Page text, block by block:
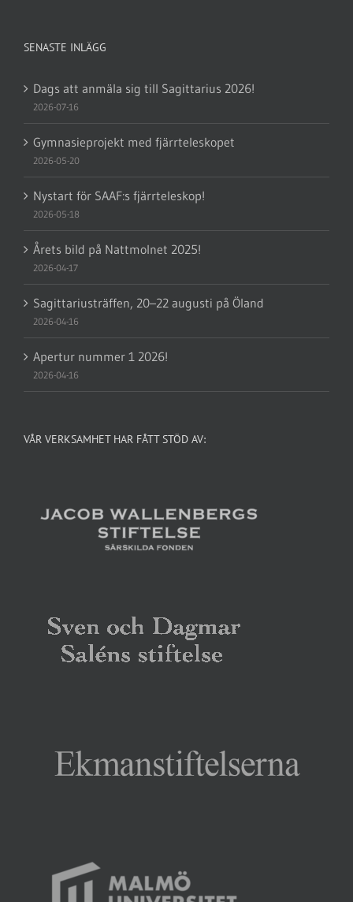
SENASTE INLÄGG
Dags att anmäla sig till Sagittarius 2026!
2026-07-16
Gymnasieprojekt med fjärrteleskopet
2026-05-20
Nystart för SAAF:s fjärrteleskop!
2026-05-18
Årets bild på Nattmolnet 2025!
2026-04-17
Sagittariusträffen, 20–22 augusti på Öland
2026-04-16
Apertur nummer 1 2026!
2026-04-16
VÅR VERKSAMHET HAR FÅTT STÖD AV: